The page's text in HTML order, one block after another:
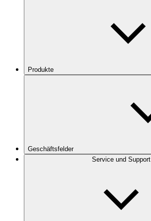
Produkte
Geschäftsfelder
Service und Support